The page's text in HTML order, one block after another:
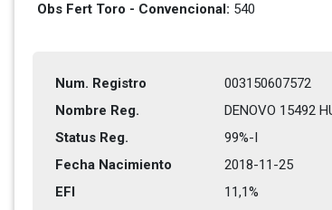
Obs Fert Toro - Convencional: 540
Num. Registro
003150607572
Nombre Reg.
DENOVO 15492
Status Reg.
99%-I
Fecha Nacimiento
2018-11-25
EFI
11,1%